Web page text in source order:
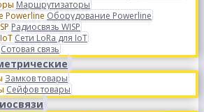
Маршрутизаторы
Оборудование Powerline
Радиосвязь WISP
Сети LoRa для IoT
Сотовая связь
Замков товары
Сейфов товары